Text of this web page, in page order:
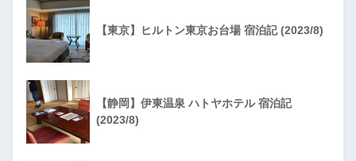
【東京】ヒルトン東京お台場 宿泊記 (2023/8)
【静岡】伊東温泉 ハトヤホテル 宿泊記
(2023/8)